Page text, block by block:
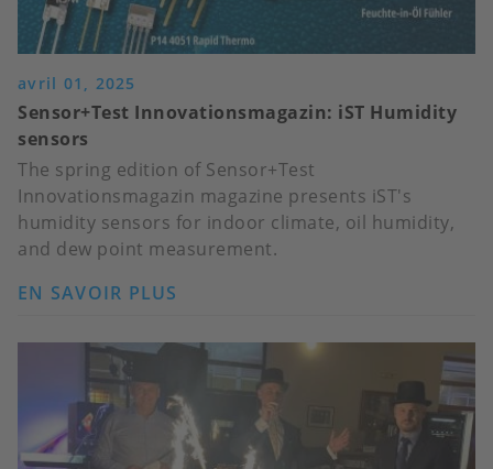
avril 01, 2025
Sensor+Test Innovationsmagazin: iST Humidity
sensors
The spring edition of Sensor+Test
Innovationsmagazin magazine presents iST's
humidity sensors for indoor climate, oil humidity,
and dew point measurement.
EN SAVOIR PLUS
INNOVATIONSMAGAZIN:
HUMIDITY
SENSORS